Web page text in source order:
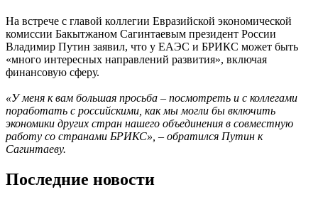
На встрече с главой коллегии Евразийской экономической
комиссии Бакытжаном Сагинтаевым президент России
Владимир Путин заявил, что у ЕАЭС и БРИКС может быть
«много интересных направлений развития», включая
финансовую сферу.
«У меня к вам большая просьба – посмотреть и с коллегами
поработать с российскими, как мы могли бы включить
экономики других стран нашего объединения в совместную
работу со странами БРИКС», – обратился Путин к
Сагинтаеву.
Последние новости